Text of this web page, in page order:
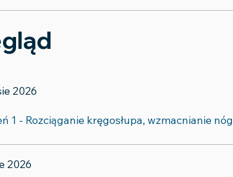
2026
1 - Rozciąganie kręgosłupa, wzmacnianie nóg
2026